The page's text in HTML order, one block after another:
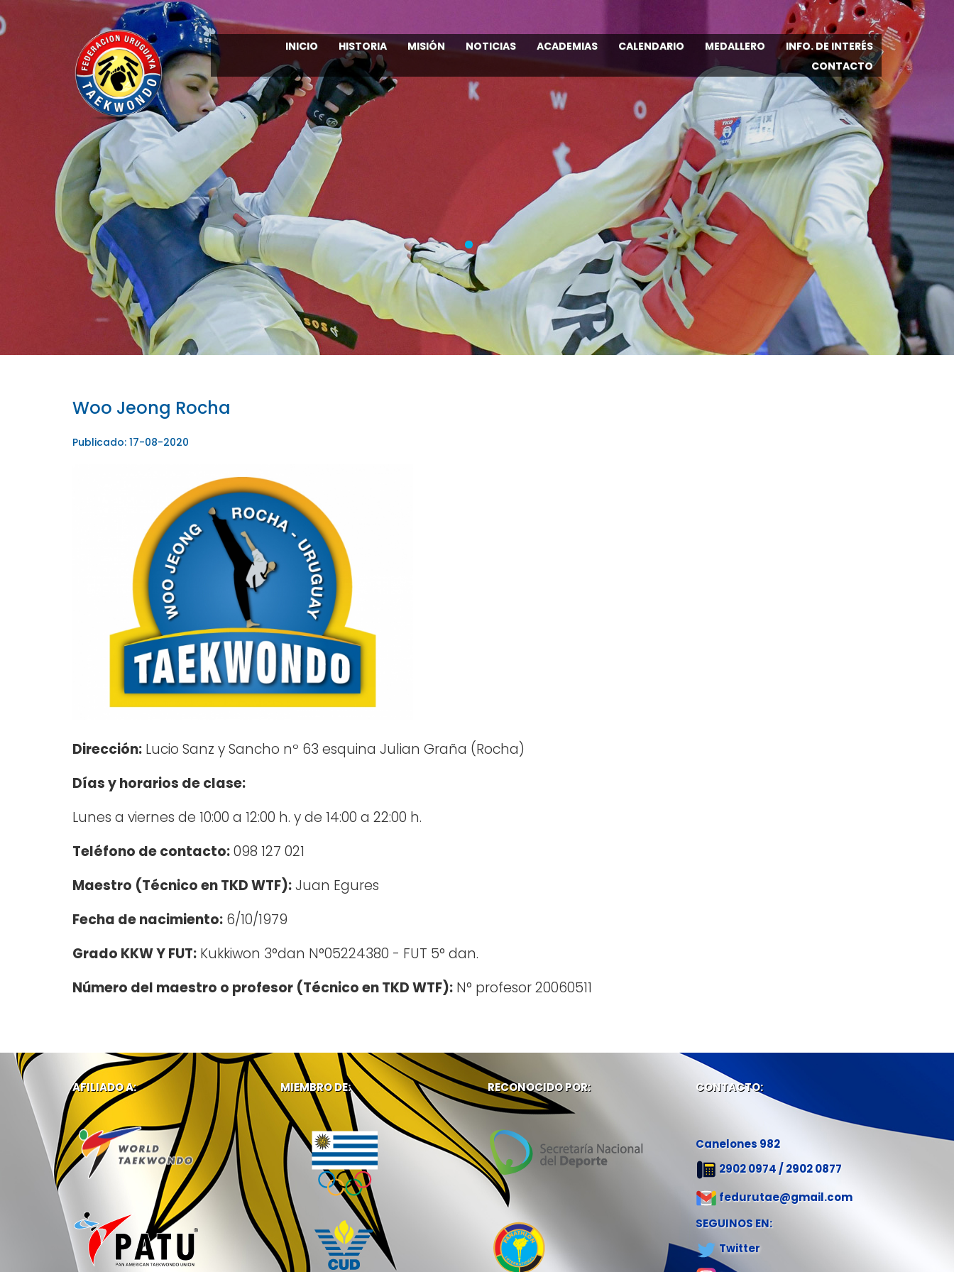
INICIO HISTORIA MISIÓN NOTICIAS ACADEMIAS CALENDARIO MEDALLERO
INFO. DE INTERÉS
CONTACTO
Woo Jeong Rocha
Publicado: 17-08-2020
Dirección: Lucio Sanz y Sancho nº 63 esquina Julian Graña (Rocha)
Días y horarios de clase:
Lunes a viernes de 10:00 a 12:00 h. y de 14:00 a 22:00 h.
Teléfono de contacto:098 127 021
Maestro (Técnico en TKD WTF):Juan Egures
Fecha de nacimiento: 6/10/1979
Grado KKW Y FUT: Kukkiwon 3°dan N°05224380 - FUT 5° dan.
Número del maestro o profesor (Técnico en TKD WTF): N° profesor 20060511
AFILIADO A: MIEMBRO DE: RECONOCIDO POR: CONTACTO:
Canelones 982
2902 0974 / 2902 0877
fedurutae@gmail.com
SEGUINOS EN:
Twitter